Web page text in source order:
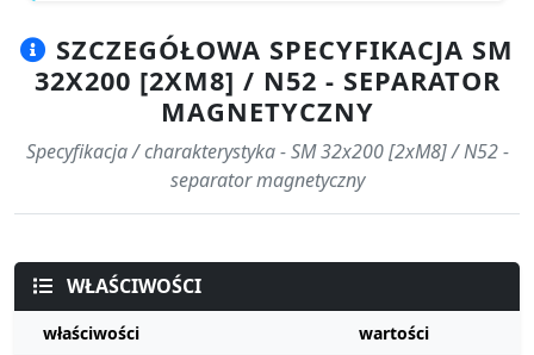
SZCZEGÓŁOWA SPECYFIKACJA SM
32X200 [2XM8] / N52 - SEPARATOR
MAGNETYCZNY
Specyfikacja / charakterystyka - SM 32x200 [2xM8] / N52 -
separator magnetyczny
WŁAŚCIWOŚCI
właściwości
wartości